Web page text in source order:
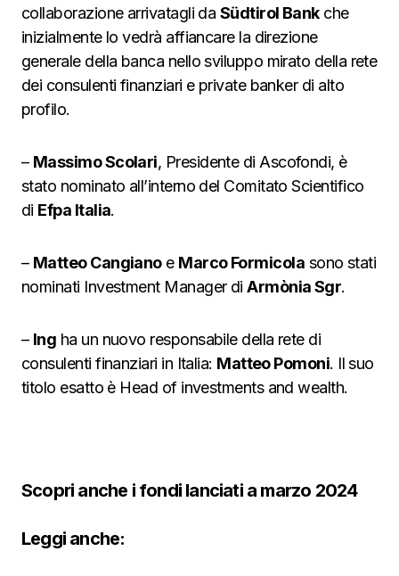
collaborazione arrivatagli da Südtirol Bankche
inizialmente lo vedrà affiancare la direzione
generale della banca nello sviluppo mirato della rete
dei consulenti finanziari e private banker di alto
profilo.
– Massimo Scolari, Presidente di Ascofondi, è
stato nominato all’interno del Comitato Scientifico
di Efpa Italia.
– Matteo Cangianoe Marco Formicola sono stati
nominati Investment Manager diArmònia Sgr.
– Ing ha un nuovo responsabile della rete di
consulenti finanziari in Italia: Matteo Pomoni. Il suo
titolo esatto è Head of investments and wealth.
Scopri anche i fondi lanciati a marzo 2024
Leggi anche: